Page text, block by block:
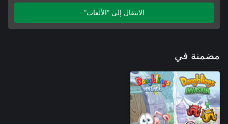
الانتقال إلى "الألعاب"
مضمنة في